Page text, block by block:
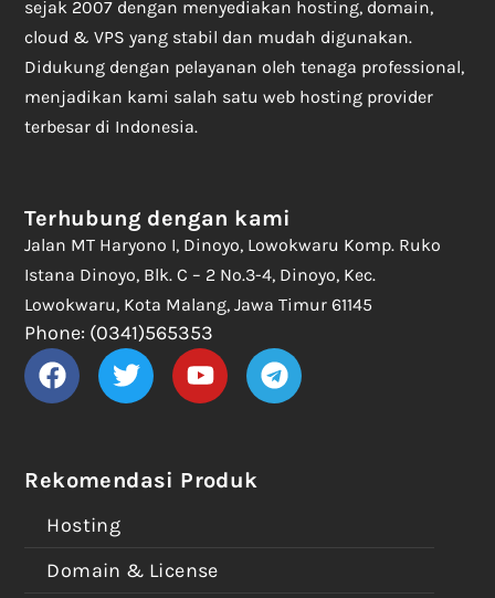
sejak 2007 dengan menyediakan hosting, domain,
cloud & VPS yang stabil dan mudah digunakan.
Didukung dengan pelayanan oleh tenaga professional,
menjadikan kami salah satu web hosting provider
terbesar di Indonesia.
Rekomendasi Produk
Hosting
Domain & License
Terhubung dengan kami
Jalan MT Haryono I, Dinoyo, Lowokwaru Komp. Ruko
Istana Dinoyo, Blk. C – 2 No.3-4, Dinoyo, Kec.
Lowokwaru, Kota Malang, Jawa Timur 61145
Phone: (0341)565353